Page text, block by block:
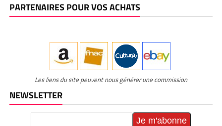
PARTENAIRES POUR VOS ACHATS
Les liens du site peuvent nous générer une commission
NEWSLETTER